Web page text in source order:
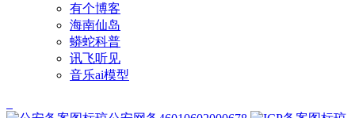
有个博客
海南仙岛
蟒蛇科普
讯飞听见
音乐ai模型